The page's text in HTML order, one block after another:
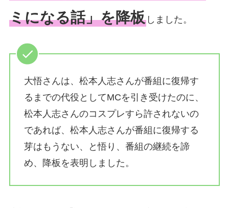
ミになる話」を降板しました。
大悟さんは、松本人志さんが番組に復帰す
るまでの代役としてMCを引き受けたのに、
松本人志さんのコスプレすら許されないの
であれば、松本人志さんが番組に復帰する
芽はもうない、と悟り、番組の継続を諦
め、降板を表明しました。